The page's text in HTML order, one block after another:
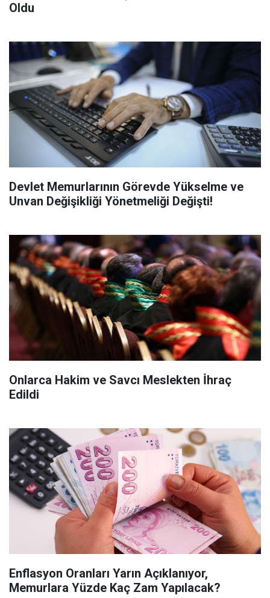
Oldu
Devlet Memurlarının Görevde Yükselme ve
Unvan Değişikliği Yönetmeliği Değişti!
Onlarca Hakim ve Savcı Meslekten İhraç
Edildi
Enflasyon Oranları Yarın Açıklanıyor,
Memurlara Yüzde Kaç Zam Yapılacak?